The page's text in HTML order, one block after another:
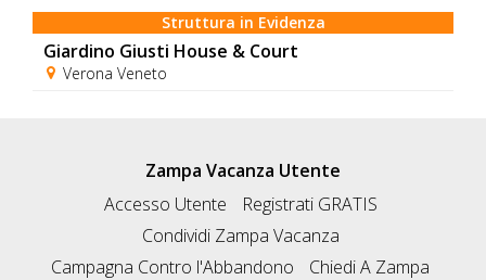
Struttura in Evidenza
Giardino Giusti House & Court
Verona Veneto
Zampa Vacanza Utente
Accesso Utente
Registrati GRATIS
Condividi Zampa Vacanza
Campagna Contro l'Abbandono
Chiedi A Zampa